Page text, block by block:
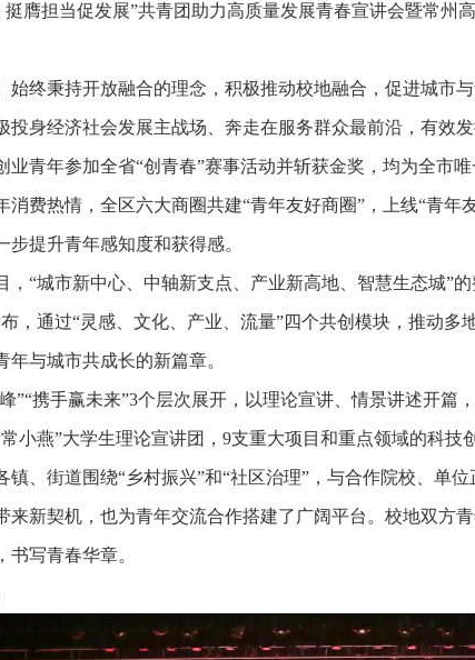
膺担当促发展”共青团助力高质量发展青春宣讲会暨常州
始终秉持开放融合的理念，积极推动校地融合，促进城市
投身经济社会发展主战场、奔走在服务群众最前沿，有效
青年参加全省“创青春”赛事活动并斩获金奖，均为全市唯
消费热情，全区六大商圈共建“青年友好商圈”，上线“青
提升青年感知度和获得感。
，“城市新中心、中轴新支点、产业新高地、智慧生态城”
，通过“灵感、文化、产业、流量”四个共创模块，推动
与城市共成长的新篇章。
”“携手赢未来”3个层次展开，以理论宣讲、情景讲述开篇
小燕”大学生理论宣讲团，9支重大项目和重点领域的科
、街道围绕“乡村振兴”和“社区治理”，与合作院校、单位
来新契机，也为青年交流合作搭建了广阔平台。校地双方
写青春华章。